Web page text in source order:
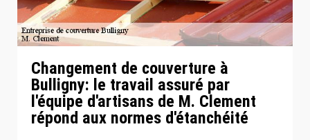
Changement de couverture à
Bulligny: le travail assuré par
l'équipe d'artisans de M. Clement
répond aux normes d'étanchéité